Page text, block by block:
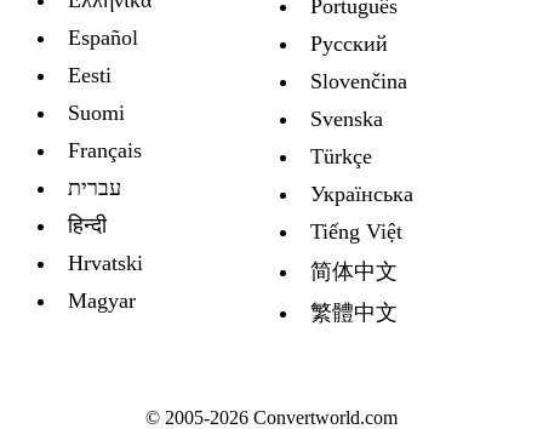
Español
Eesti
Suomi
Français
עברית
हिन्दी
Hrvatski
Magyar
Português
Русский
Slovenčina
Svenska
Türkçe
Украïнська
Tiếng Việt
简体中文
繁體中文
© 2005-2026 Convertworld.com